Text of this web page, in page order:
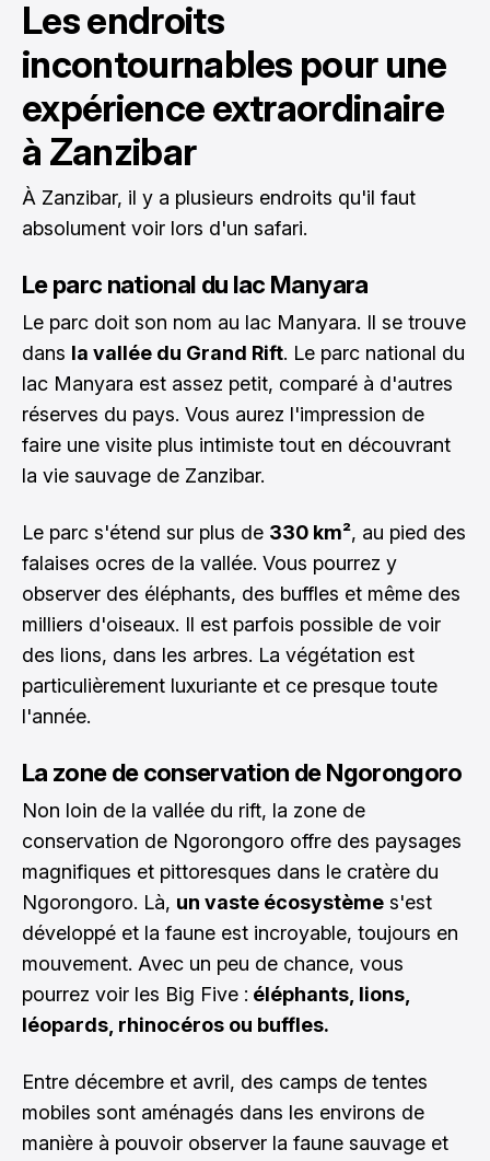
Les endroits
incontournables pour une
expérience extraordinaire
à Zanzibar
À Zanzibar, il y a plusieurs endroits qu'il faut
absolument voir lors d'un safari.
Le parc national du lac Manyara
Le parc doit son nom au lac Manyara. Il se trouve
dans la vallée du Grand Rift. Le parc national du
lac Manyara est assez petit, comparé à d'autres
réserves du pays. Vous aurez l'impression de
faire une visite plus intimiste tout en découvrant
la vie sauvage de Zanzibar.
Le parc s'étend sur plus de 330 km², au pied des
falaises ocres de la vallée. Vous pourrez y
observer des éléphants, des buffles et même des
milliers d'oiseaux. Il est parfois possible de voir
des lions, dans les arbres. La végétation est
particulièrement luxuriante et ce presque toute
l'année.
La zone de conservation de Ngorongoro
Non loin de la vallée du rift, la zone de
conservation de Ngorongoro offre des paysages
magnifiques et pittoresques dans le cratère du
Ngorongoro. Là, un vaste écosystème s'est
développé et la faune est incroyable, toujours en
mouvement. Avec un peu de chance, vous
pourrez voir les Big Five : éléphants, lions,
léopards, rhinocéros ou buffles.
Entre décembre et avril, des camps de tentes
mobiles sont aménagés dans les environs de
manière à pouvoir observer la faune sauvage et